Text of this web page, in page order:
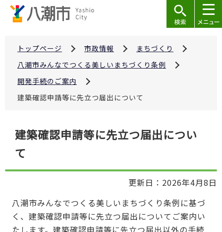
トップページ 市政情報
まちづくり
八潮市みんなでつくる美しいまちづくり条例
開発手続のご案内
建築確認申請等に先立つ届出について
建築確認申請等に先立つ届出につい
て
更新日：2026年4月8日
八潮市みんなでつくる美しいまちづくり条例に基づ
く、建築確認申請等に先立つ届出についてご案内い
たします。建築確認申請等に先立つ届出以外の手続